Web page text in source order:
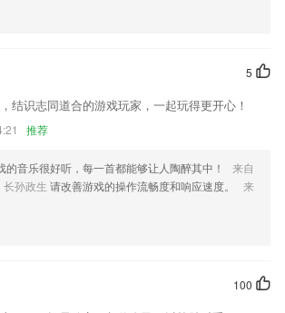
优势
来玩一玩，释放玩家的创造性才能。
量吉他谱随时更新，新手朋友不用烦恼。
体验，每天的课程资源超全面。
自己的卡片集，分类保存，
非常丰富的，让用户能学习不同的知识
显示
5
结识志同道合的游戏玩家，一起玩得更开心！
推荐
的音乐很好听，每一首都能够让人陶醉其中！
来自
孙政生 请改善游戏的操作流畅度和响应速度。
来
100